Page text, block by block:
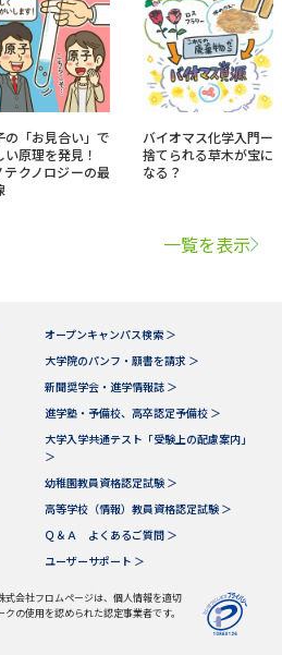
の「お見合い」で
い原理を発見！
テクノロジーの最
バイオマス化学入門ー
捨てられる草木が宝に
なる？
一覧を表示
オープンキャンパス検索 ＞
大学院のパンフ・願書を請求 ＞
新聞奨学会・進学情報誌 ＞
進学塾・予備校、高卒認定予備校 ＞
大学入学共通テスト「受験上の配慮案内」
＞
幼稚園教員資格認定試験 ＞
高等学校（情報）教員資格認定試験 ＞
Ｑ＆Ａ よくあるご質問 ＞
ユーザーサポート ＞
会社フロムページは、個人情報を適切
の使用を認められた認定事業者です。